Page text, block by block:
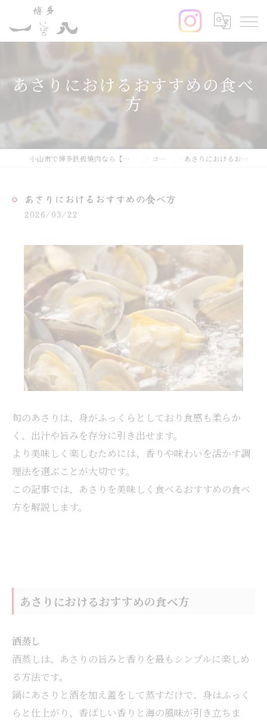
あさりにおけるおすすめの食べ
方
小山市で博多鉄板焼肉なら【博多鉄板焼肉一八】 コラム あさりにおけるおすすめの食べ方
あさりにおけるおすすめの食べ方
2026/03/22
旬のあさりは、身がふっくらとしており食感も柔らか
く、出汁や旨みを存分に引き出せます。
より美味しく楽しむためには、香りや味わいを活かす調
理法を選ぶことが大切です。
この記事では、あさりを美味しく食べるおすすめの食べ
方を解説します。
あさりにおけるおすすめの食べ方
酒蒸し
酒蒸しは、あさりの旨みと香りを最もシンプルに楽しめ
る方法です。
鍋にあさりと酒を加え蓋をして蒸すだけで、身はふっく
らと仕上がり、香ばしい香りと海の風味が引き立ちま